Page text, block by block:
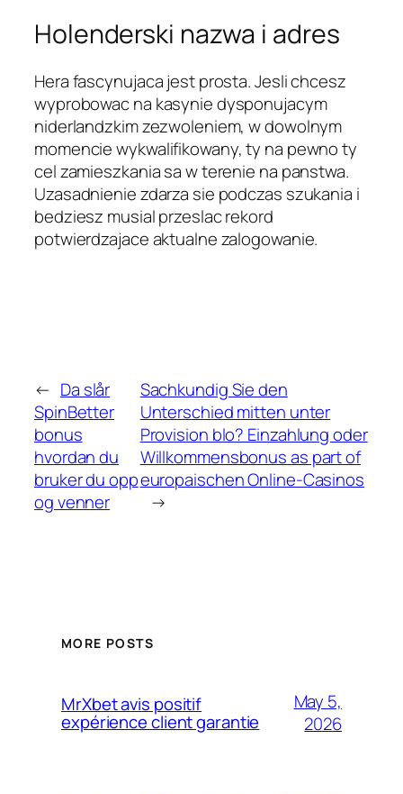
Holenderski nazwa i adres
Hera fascynujaca jest prosta. Jesli chcesz
wyprobowac na kasynie dysponujacym
niderlandzkim zezwoleniem, w dowolnym
momencie wykwalifikowany, ty na pewno ty
cel zamieszkania sa w terenie na panstwa.
Uzasadnienie zdarza sie podczas szukania i
bedziesz musial przeslac rekord
potwierdzajace aktualne zalogowanie.
← Da slår
SpinBetter
bonus
hvordan du
bruker du opp
og venner
Sachkundig Sie den
Unterschied mitten unter
Provision blo? Einzahlung oder
Willkommensbonus as part of
europaischen Online-Casinos
→
MORE POSTS
MrXbet avis positif
expérience client garantie
May 5,
2026